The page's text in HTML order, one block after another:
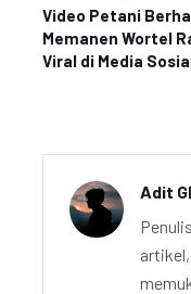
Video Petani
Memanen Wortel
Viral di Media
Adit